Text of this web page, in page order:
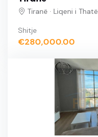
Tiranë · Liqeni i Thatë
Shitje
€280,000.00